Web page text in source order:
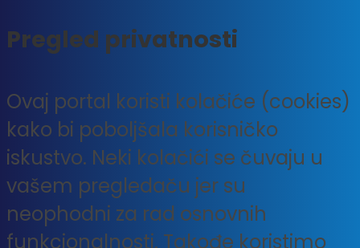
Pregled privatnosti
Ovaj portal koristi kolačiće (cookies)
kako bi poboljšala korisničko
iskustvo. Neki kolačići se čuvaju u
vašem pregledaču jer su
neophodni za rad osnovnih
funkcionalnosti. Takođe koristimo